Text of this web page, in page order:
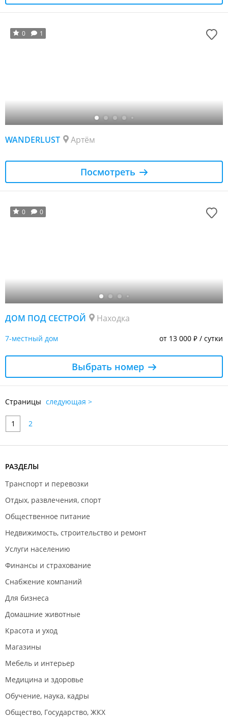
0 1
WANDERLUST Артём
Посмотреть
0 0
ДОМ ПОД СЕСТРОЙ Находка
7-местный дом от 13 000 ₽ / сутки
Выбрать номер
Страницы следующая >
1 2
РАЗДЕЛЫ
Транспорт и перевозки
Отдых, развлечения, спорт
Общественное питание
Недвижимость, строительство и ремонт
Услуги населению
Финансы и страхование
Снабжение компаний
Для бизнеса
Домашние животные
Красота и уход
Магазины
Мебель и интерьер
Медицина и здоровье
Обучение, наука, кадры
Общество, Государство, ЖКХ